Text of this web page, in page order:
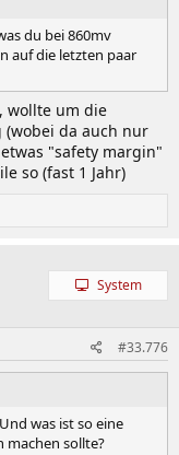
du bei 860mv
auf die letzten paar
wollte um die
(wobei da auch nur
"safety margin"
so (fast 1 Jahr)
System
#33.776
was ist so eine
machen sollte?